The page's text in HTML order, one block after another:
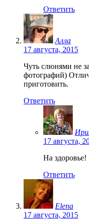
Ответить
Алла
17 августа, 2015
Чуть слюнями не
фотографий)
приготовить.
Ответить
17 августа,
На здоровье!
Ответить
Elena
17 августа, 2015